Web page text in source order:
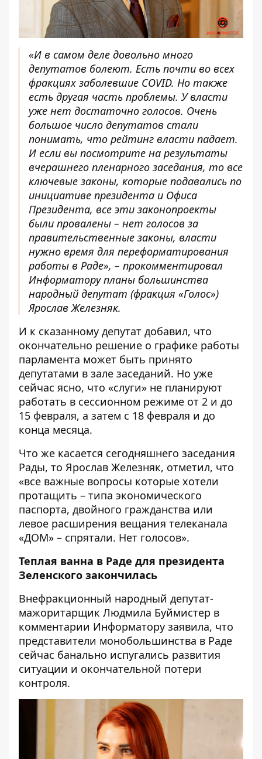
«И в самом деле довольно много
депутатов болеют. Есть почти во всех
фракциях заболевшие COVID. Но также
есть другая часть проблемы. У власти
уже нет достаточно голосов. Очень
большое число депутатов стали
понимать, что рейтинг власти падает.
И если вы посмотрите на результаты
вчерашнего пленарного заседания, то все
ключевые законы, которые подавались по
инициативе президента и Офиса
Президента, все эти законопроекты
были провалены – нет голосов за
правительственные законы, власти
нужно время для переформатирования
работы в Раде», – прокомментировал
Информатору планы большинства
народный депутат (фракция «Голос»)
Ярослав Железняк.
И к сказанному депутат добавил, что
окончательно решение о графике работы
парламента может быть принято
депутатами в зале заседаний. Но уже
сейчас ясно, что «слуги» не планируют
работать в сессионном режиме от 2 и до
15 февраля, а затем с 18 февраля и до
конца месяца.
Что же касается сегодняшнего заседания
Рады, то Ярослав Железняк, отметил, что
«все важные вопросы которые хотели
протащить – типа экономического
паспорта, двойного гражданства или
левое расширения вещания телеканала
«ДОМ» – спрятали. Нет голосов».
Теплая ванна в Раде для президента
Зеленского закончилась
Внефракционный народный депутат-
мажоритарщик Людмила Буймистер в
комментарии Информатору заявила, что
представители монобольшинства в Раде
сейчас банально испугались развития
ситуации и окончательной потери
контроля.